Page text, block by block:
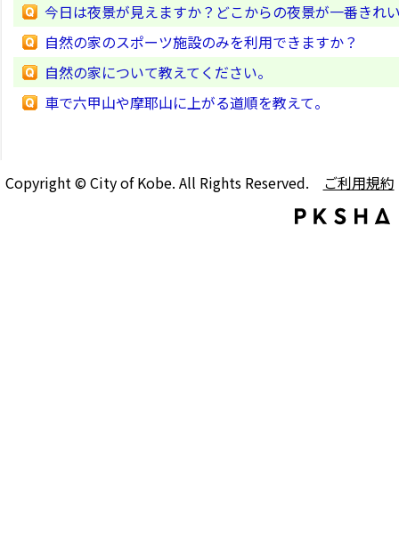
今日は夜景が見えますか？どこからの夜景が一番きれ
自然の家のスポーツ施設のみを利用できますか？
自然の家について教えてください。
車で六甲山や摩耶山に上がる道順を教えて。
Copyright © City of Kobe. All Rights Reserved. ご利用規約